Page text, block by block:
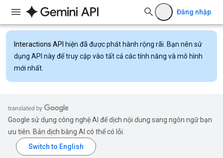
Đăng nhập
Interactions API hiện đã được phát hành rộng rãi. Bạn nên sử
dụng API này để truy cập vào tất cả các tính năng và mô hình
mới nhất.
Google sử dụng công nghệ AI để dịch nội dung sang ngôn ngữ bạn
ưu tiên. Bản dịch bằng AI có thể có lỗi.